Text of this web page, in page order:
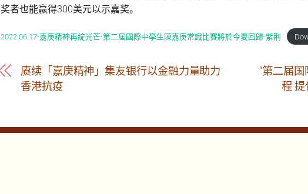
奖者也能赢得300美元以示嘉奖。
2022.06.17-嘉庚精神再綻光芒-第二屆國際中學生陳嘉庚常識比賽將於今夏回歸-紫荆
赓续「嘉庚精神」集友银行以金融力量助力
香港抗疫
“第二届
程 提